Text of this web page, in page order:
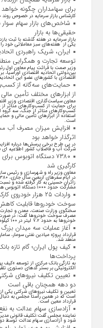
برای سهامداران چگونه خواهد
کارشناس بازار سرمایه در خصوص روند
شاخص‌های بازار سهام
حقیقی‌ها به بازار
بازار سرمایه در هفته گذشته با ثبت
یکی از هفته‌های سبز معاملاتی
ایران، شریک راهبردی
توسعه تجارت و همگرایی
وزیر صمت با قرائت پیام معاون
بین‌دولتی اتحادیه اقتصادی اوراسیا،
اقتصادی با کشورهای عضو این
حمایت‌های سه‌گانه از
از ابزارهای مختلف تأمین
معاون سیاست‌گذاری اقتصادی وزیر
برای حمایت از کسب‌وکار‌های متاثر
کسب‌وکار‌های متاثر از جنگ، سه گروه
استفاده از ابزار‌های تأمین مالی و
است.
افزایش میزان مصرف آب
اثرگذار خواهد بود
در پی طرح برخی پرسش‌ها درباره
شرکت آب و فاضلاب کشور اطلاعیه ای
۷۳۸۰ دستگاه اتوبوس
کارگیری شد
معاون وزیر راه و شهرسازی و رئیس
زائران حسینی به‌ کار گرفته شده و
مشارکت حدود ۱۰۰۰ دستگاه اتوبوس همراه بوده است.
سوخت خودرو‌ها قابلیت
سخنگوی وزارت صنعت، معدن و تجارت
مصرف سوخت خودرو‌ها گفت: در صورت
خودرو‌ها به حدود ۷.۲ لیتر در ۱۰۰ کیلومتر می‌رسد.
آغاز عملیات سه میدان
قرارداد پروژه میادین نفتی سومار،
منعقد شد.
کیف پول ایران؛ گام تازه
پرداخت‌ها
به تازگی بانک مرکزی از توسعه «کیف
الکترونیکی بر بستر کد‌های دستوری
تعیین تکلیف نیروهای
دو دهه همچنان باقی است
تعیین و تکلیف نیرو‌های شرکتی یکی
است که در همین راستا مجلس به
قرارداد معین است.
آزادسازی سهام عدالت به
نماینده مجلس گفت:تکلیف قانونی
شود و آزادسازی سهام عدالت توسط